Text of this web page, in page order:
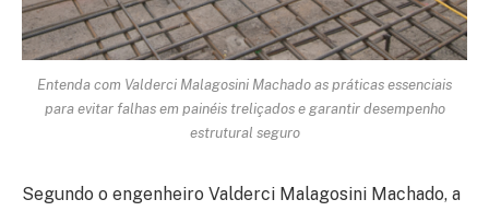
Entenda com Valderci Malagosini Machado as práticas essenciais
para evitar falhas em painéis treliçados e garantir desempenho
estrutural seguro
Segundo o engenheiro Valderci Malagosini Machado, a